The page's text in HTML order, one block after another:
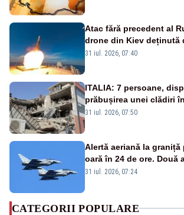
Atac fără precedent al
drone din Kiev deținută
americană, distrusă de o
31 iul. 2026, 07:40
ITALIA: 7 persoane,
prăbușirea unei clădiri
31 iul. 2026, 07:50
Alertă aeriană la graniță
oară în 24 de ore. Două
Eurofighter britanice au
31 iul. 2026, 07:24
CATEGORII POPULARE